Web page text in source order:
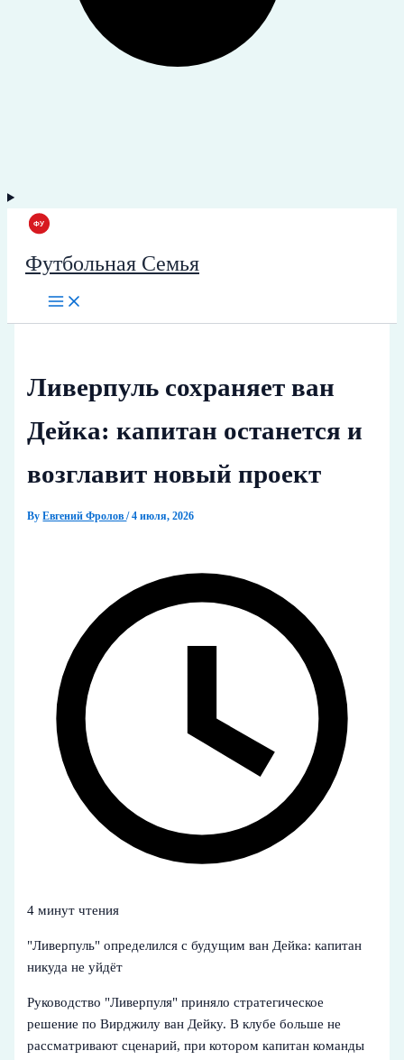
Футбольная Семья
Ливерпуль сохраняет ван
Дейка: капитан останется и
возглавит новый проект
ByЕвгений Фролов/4 июля, 2026
4 минут чтения
"Ливерпуль" определился с будущим ван Дейка: капитан
никуда не уйдёт
Руководство "Ливерпуля" приняло стратегическое
решение по Вирджилу ван Дейку. В клубе больше не
рассматривают сценарий, при котором капитан команды